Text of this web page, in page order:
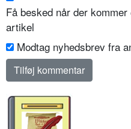
Få besked når der
artikel
Modtag nyhedsbrev fra